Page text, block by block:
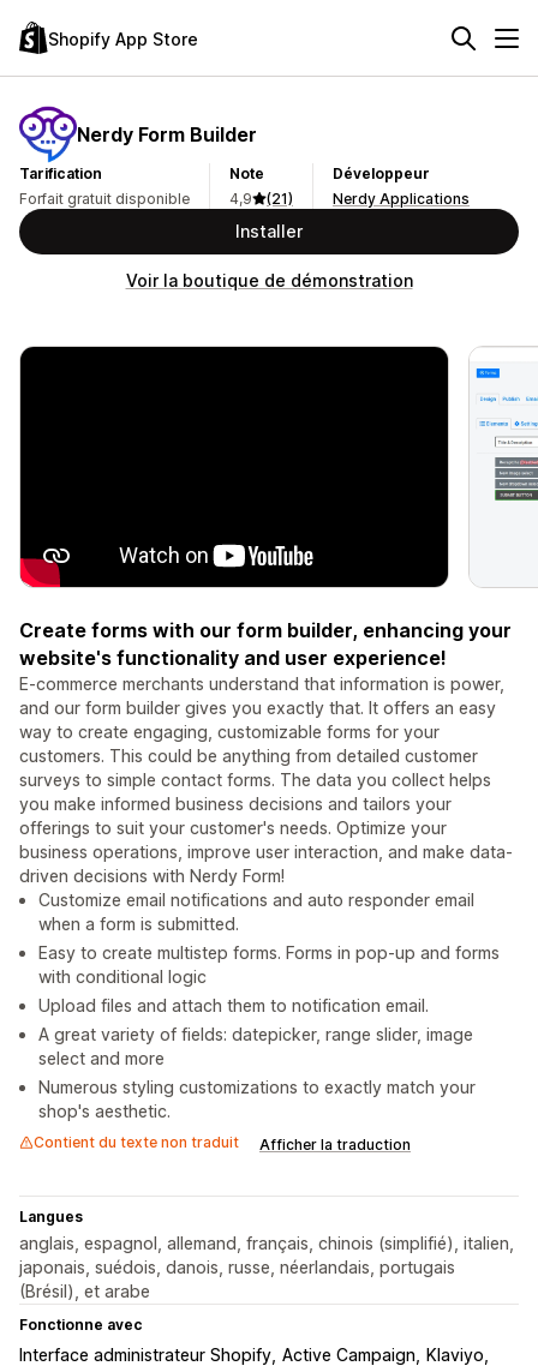
Shopify App Store
Nerdy Form Builder
Tarification
Forfait gratuit disponible
Note
4,9
(21)
Développeur
Nerdy Applications
Installer
Voir la boutique de démonstration
Create forms with our form builder, enhancing your
website's functionality and user experience!
E-commerce merchants understand that information is power,
and our form builder gives you exactly that. It offers an easy
way to create engaging, customizable forms for your
customers. This could be anything from detailed customer
surveys to simple contact forms. The data you collect helps
you make informed business decisions and tailors your
offerings to suit your customer's needs. Optimize your
business operations, improve user interaction, and make data-
driven decisions with Nerdy Form!
Customize email notifications and auto responder email
when a form is submitted.
Easy to create multistep forms. Forms in pop-up and forms
with conditional logic
Upload files and attach them to notification email.
A great variety of fields: datepicker, range slider, image
select and more
Numerous styling customizations to exactly match your
shop's aesthetic.
Contient du texte non traduit Afficher la traduction
Langues
anglais, espagnol, allemand, français, chinois (simplifié), italien,
japonais, suédois, danois, russe, néerlandais, portugais
(Brésil), et arabe
Fonctionne avec
Interface administrateur Shopify Active Campaign
Klaviyo